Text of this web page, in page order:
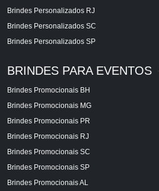
Brindes Personalizados RJ
Brindes Personalizados SC
Brindes Personalizados SP
BRINDES PARA EVENTOS
Brindes Promocionais BH
Brindes Promocionais MG
Brindes Promocionais PR
Brindes Promocionais RJ
Brindes Promocionais SC
Brindes Promocionais SP
Brindes Promocionais AL